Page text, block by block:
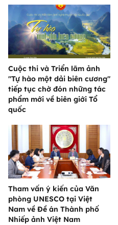
Cuộc thi và Triển lãm ảnh
"Tự hào một dải biên cương"
tiếp tục chờ đón những tác
phẩm mới về biên giới Tổ
quốc
Tham vấn ý kiến của Văn
phòng UNESCO tại Việt
Nam về Đề án Thành phố
Nhiếp ảnh Việt Nam